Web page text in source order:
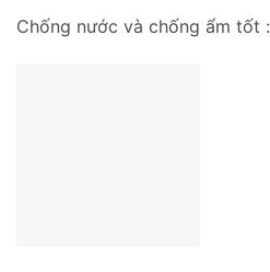
Chống nước và chống ẩm tốt :